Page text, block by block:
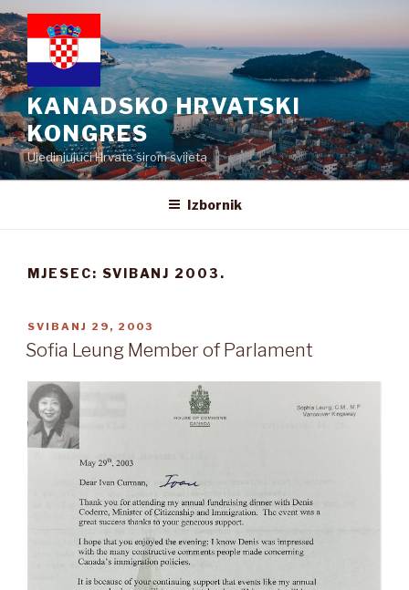
Preskoči
na
sadržaj
KANADSKO HRVATSKI
KONGRES
Ujedinjujući Hrvate širom svijeta
Izbornik
MJESEC: SVIBANJ 2003.
OBJAVLJENO
SVIBANJ 29, 2003
Sofia Leung Member of Parlament